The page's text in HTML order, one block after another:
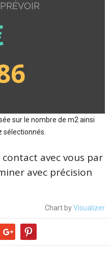
sur le nombre de m2 ainsi
sélectionnés.
avec vous par
avec précision
Chart byVisualizer